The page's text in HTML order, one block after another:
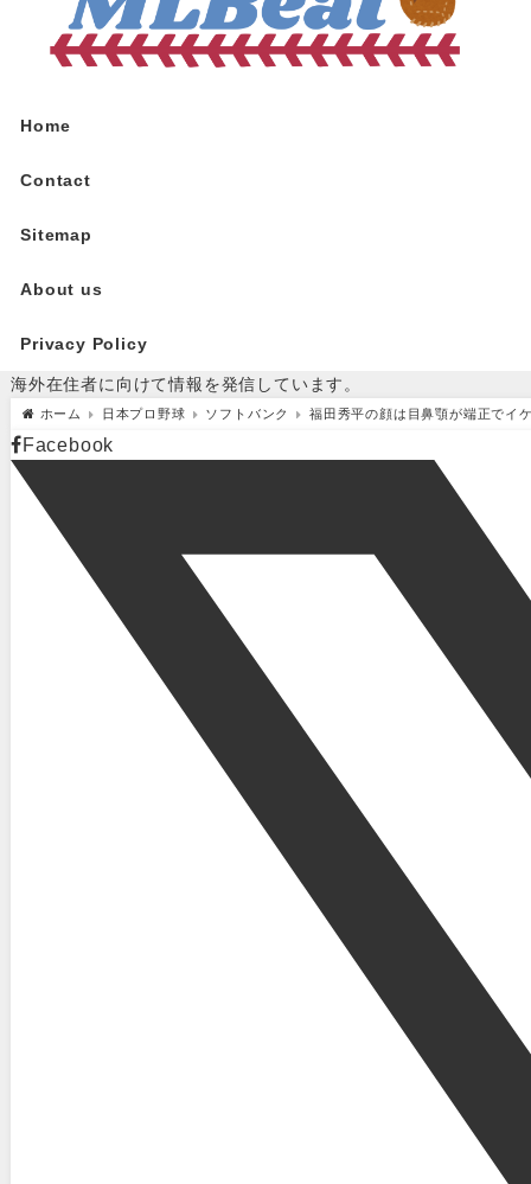
Home
Contact
Sitemap
About us
Privacy Policy
海外在住者に向けて情報を発信しています。
ホーム 日本プロ野球 ソフトバンク 福田秀平の顔は目鼻顎が端正でイ
Facebook